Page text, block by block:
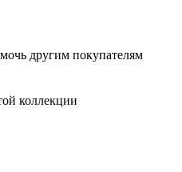
другим покупателям
коллекции